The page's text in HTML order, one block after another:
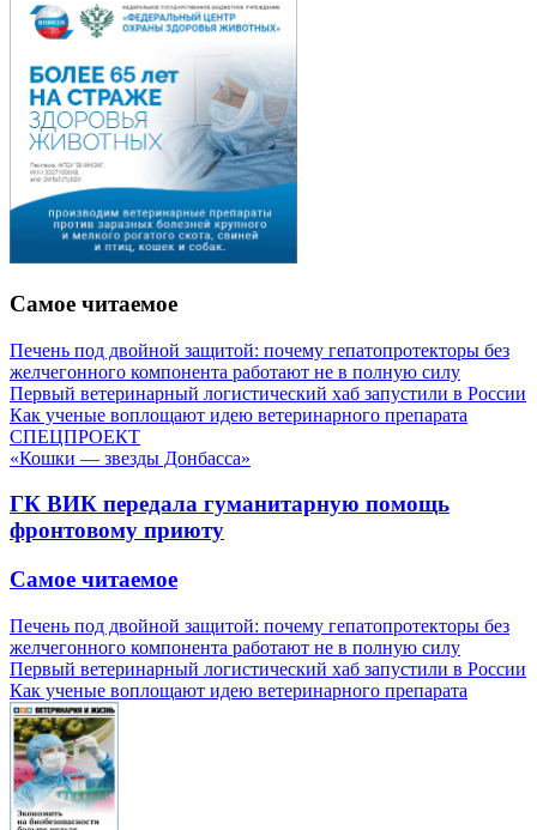
Самое читаемое
Печень под двойной защитой: почему гепатопротекторы без
желчегонного компонента работают не в полную силу
Первый ветеринарный логистический хаб запустили в России
Как ученые воплощают идею ветеринарного препарата
СПЕЦПРОЕКТ
«Кошки — звезды Донбасса»
ГК ВИК передала гуманитарную помощь
фронтовому приюту
Самое читаемое
Печень под двойной защитой: почему гепатопротекторы без
желчегонного компонента работают не в полную силу
Первый ветеринарный логистический хаб запустили в России
Как ученые воплощают идею ветеринарного препарата